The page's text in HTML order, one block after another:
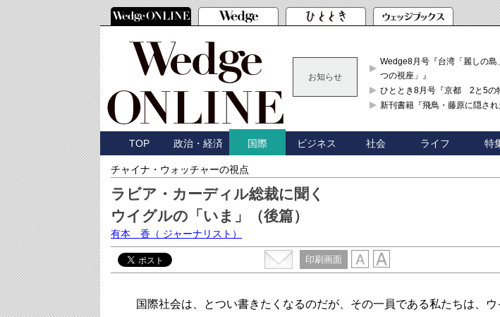
お知らせ
Wedge8月号『台湾「麗しの
つの視座」』
ひととき8月号『京都 2と5の
新刊書籍『飛鳥・藤原に隠され
TOP 政治・経済 国際 ビジネス 社会 ライフ 特
チャイナ・ウォッチャーの視点
ラビア・カーディル総裁に聞く
ウイグルの「いま」（後篇）
有本 香 （ ジャーナリスト）
印刷画面
国際社会は、とつい書きたくなるのだが、その一員である私たちは、ウ